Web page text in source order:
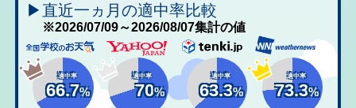
▶直近一ヵ月の適中率比較
※2026/07/09～2026/08/07集計の値
適中率
66.7%
適中率
70%
適中率
63.3%
適中率
73.3%